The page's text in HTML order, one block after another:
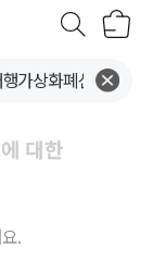
에 대한
.